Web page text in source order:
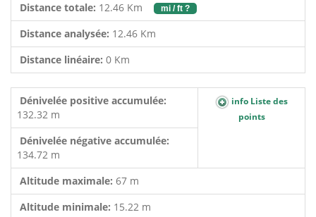
Distance totale: 12.46 Km mi / ft ?
Distance analysée: 12.46 Km
Distance linéaire: 0 Km
Dénivelée positive accumulée:
132.32 m
info Liste des
points
Dénivelée négative accumulée:
134.72 m
Altitude maximale: 67 m
Altitude minimale: 15.22 m